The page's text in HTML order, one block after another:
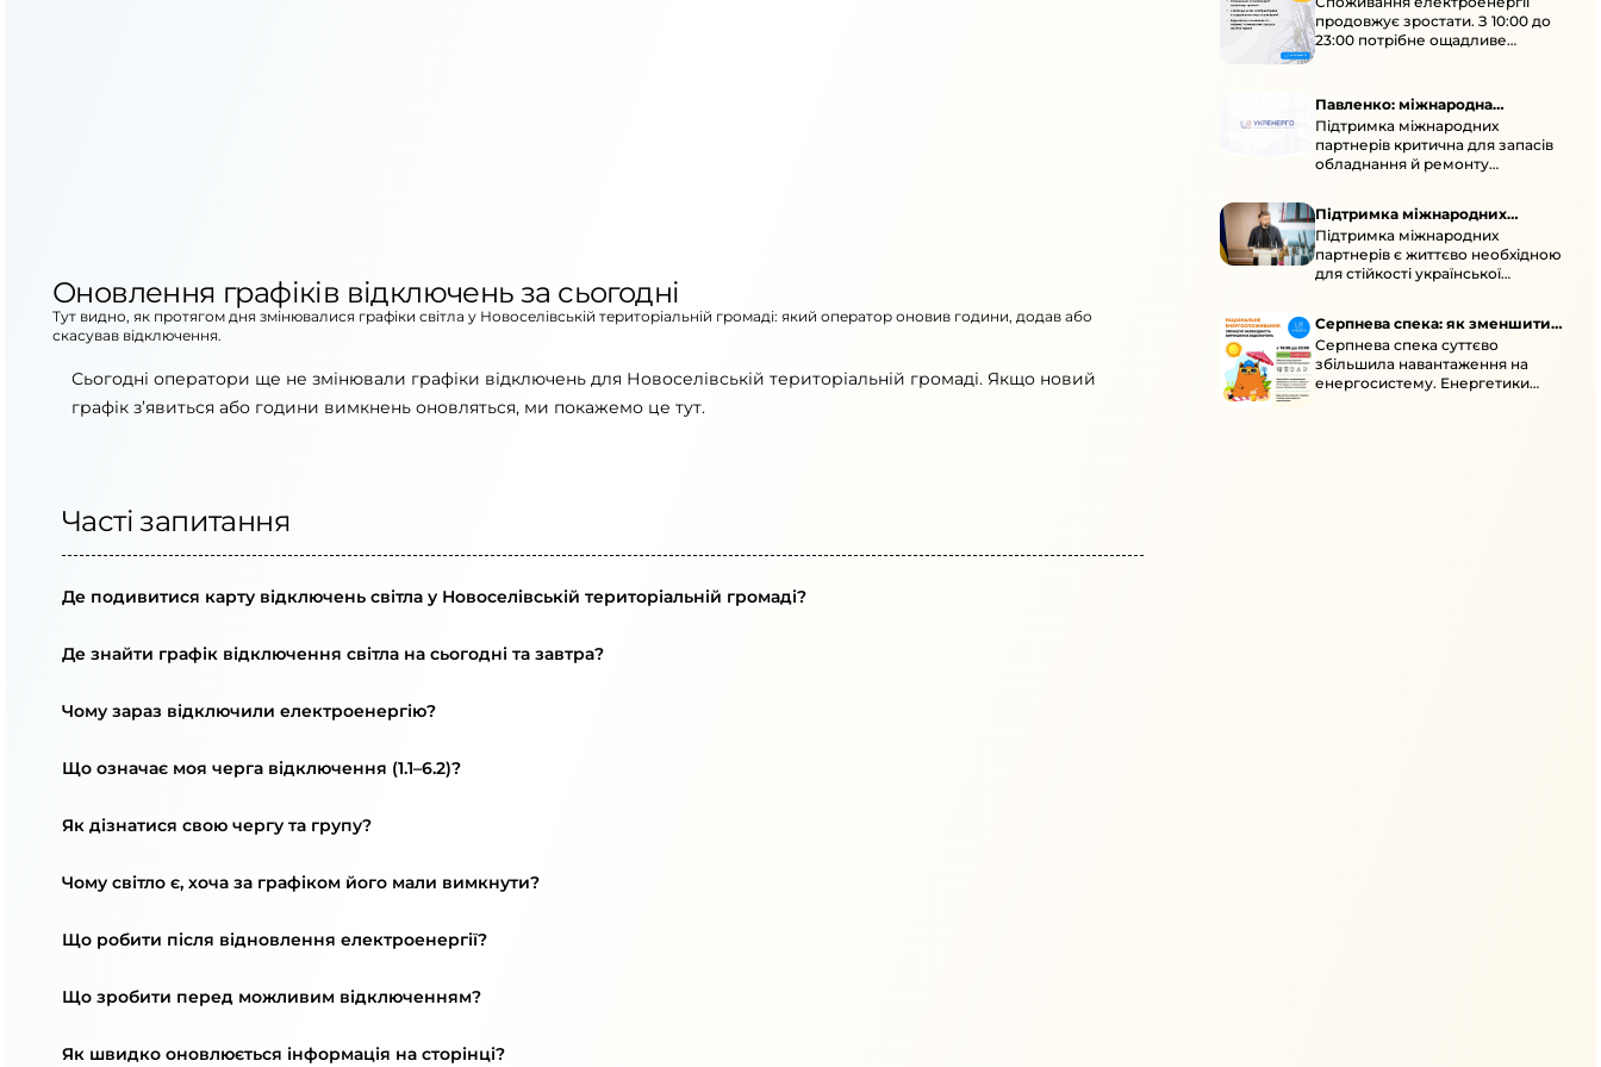
Оновлення графіків відключень за сьогодні
Тут видно, як протягом дня змінювалися графіки світла у Новоселівській територіальній громаді: який оператор оновив години, додав або
скасував відключення.
Сьогодні оператори ще не змінювали графіки відключень для Новоселівській територіальній громаді. Якщо новий
графік з’явиться або години вимкнень оновляться, ми покажемо це тут.
Часті запитання
Де подивитися карту відключень світла у Новоселівській територіальній громаді?
Де знайти графік відключення світла на сьогодні та завтра?
Чому зараз відключили електроенергію?
Що означає моя черга відключення (1.1–6.2)?
Як дізнатися свою чергу та групу?
Чому світло є, хоча за графіком його мали вимкнути?
Що робити після відновлення електроенергії?
Що зробити перед можливим відключенням?
Як швидко оновлюється інформація на сторінці?
споживання зростає
продовжує зростати. З 10:00 до
23:00 потрібне ощадливе
енергоспоживання, а
перенести на нічні години.
Павленко: міжнародна
підтримка для стійкості
енергосистеми
Підтримка міжнародних
партнерів критична для запасів
обладнання й ремонту
Підтримка міжнародних
партнерів для стійкості
енергосистеми
Підтримка міжнародних
партнерів є життєво необхідною
для стійкості української
наступної зими.
Серпнева спека: як зменшити
навантаження
Серпнева спека суттєво
збільшила навантаження на
енергосистему. Енергетики